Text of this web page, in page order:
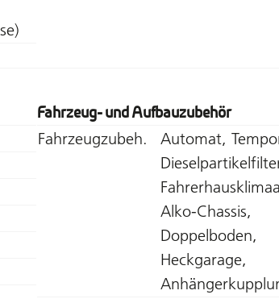
Fahrzeug- und Aufbauzubehör
Fahrzeugzubeh.
Automat,
Alko-Chassis,
Doppelboden,
Heckgarage,